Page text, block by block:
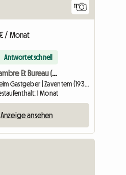
/ Monat
Antwortet schnell
Grande Chambre Et Bureau (33m2) – Großes, Helles Zimmer Mit Schreibtisch
Unterkunft beim Gastgeber | Zaventem (1932) | 33 M2
1 Monat
Anzeige ansehen